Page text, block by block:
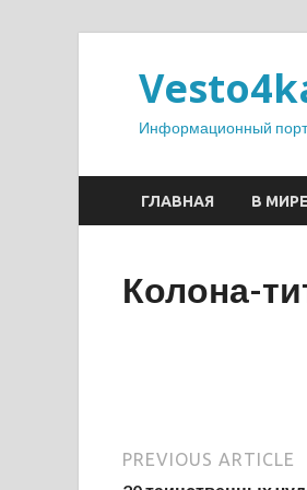
Информационный
ГЛАВНАЯ В МИРЕ
Колона-
PREVIOUS ARTICLE